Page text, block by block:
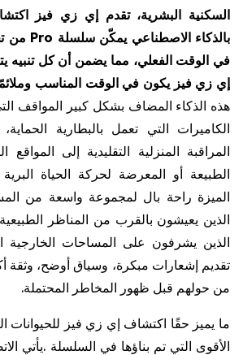
السكنية البشرية، تقدم إي زي فيز
بالذكاء الاصطناعي يمكّن سلسلة Pro من
في الوقت الفعلي، مما يضمن أن كل تنبيه
إي زي فيز يكون في الوقت المناسب
هذه الذكاء المضاف بشكل كبير المواقف
الكاميرات التي تعمل بالبطارية الحماية،
المراقبة المنزلية التقليدية إلى المواقع
الطبيعة أو المعرضة لحركة الحياة البرية
الميزة راحة بال لمجموعة واسعة من
الذين يعيشون بالقرب من المناظر الطبيعية
الذين يشرفون على المساحات الخارجية
تقديم إشعارات مبكرة، وسياق أوضح، وثقة
من حولهم قبل ظهور المخاطر المحتملة.
ما يميز حقًا اكتشاف إي زي فيز للحيوانات
الأقوى التي تم بناؤها في السلسلة .يأتي